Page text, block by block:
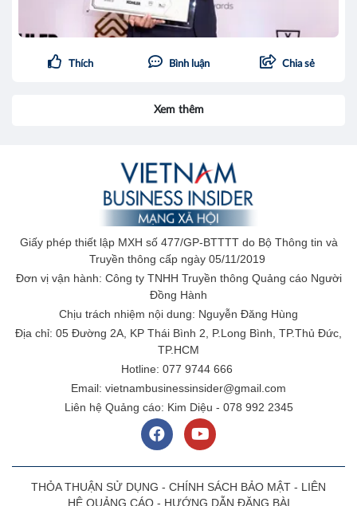
Thích Bình luận Chia sẻ
Xem thêm
Giấy phép thiết lập MXH số 477/GP-BTTTT do Bộ Thông tin và
Truyền thông cấp ngày 05/11/2019
Đơn vị vận hành: Công ty TNHH Truyền thông Quảng cáo Người
Đồng Hành
Chịu trách nhiệm nội dung: Nguyễn Đăng Hùng
Địa chỉ: 05 Đường 2A, KP Thái Bình 2, P.Long Bình, TP.Thủ Đức,
TP.HCM
Hotline: 077 9744 666
Email: vietnambusinessinsider@gmail.com
Liên hệ Quảng cáo: Kim Diệu - 078 992 2345
THỎA THUẬN SỬ DỤNG - CHÍNH SÁCH BẢO MẬT - LIÊN
HỆ QUẢNG CÁO- HƯỚNG DẪN ĐĂNG BÀI